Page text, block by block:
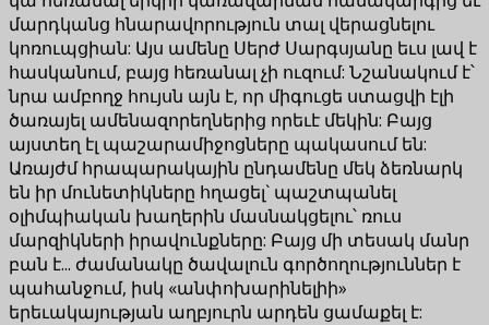
մարդկանց հնարավորություն տալ վերացնելու
կոռուպցիան: Այս ամենը Սերժ Սարգսյանը եւս լավ է
հասկանում, բայց հեռանալ չի ուզում: Նշանակում է՝
նրա ամբողջ հույսն այն է, որ միգուցե ստացվի էլի
ծառայել ամենազորեղներից որեւէ մեկին: Բայց
այստեղ էլ պաշարամիջոցները պակասում են:
Առայժմ հրապարակային ընդամենը մեկ ձեռնարկ
են իր մունետիկները հղացել` պաշտպանել
օլիմպիական խաղերին մասնակցելու՝ ռուս
մարզիկների իրավունքները: Բայց մի տեսակ մանր
բան է... ժամանակը ծավալուն գործողություններ է
պահանջում, իսկ «անփոխարինելիի»
երեւակայության աղբյուրն արդեն ցամաքել է: